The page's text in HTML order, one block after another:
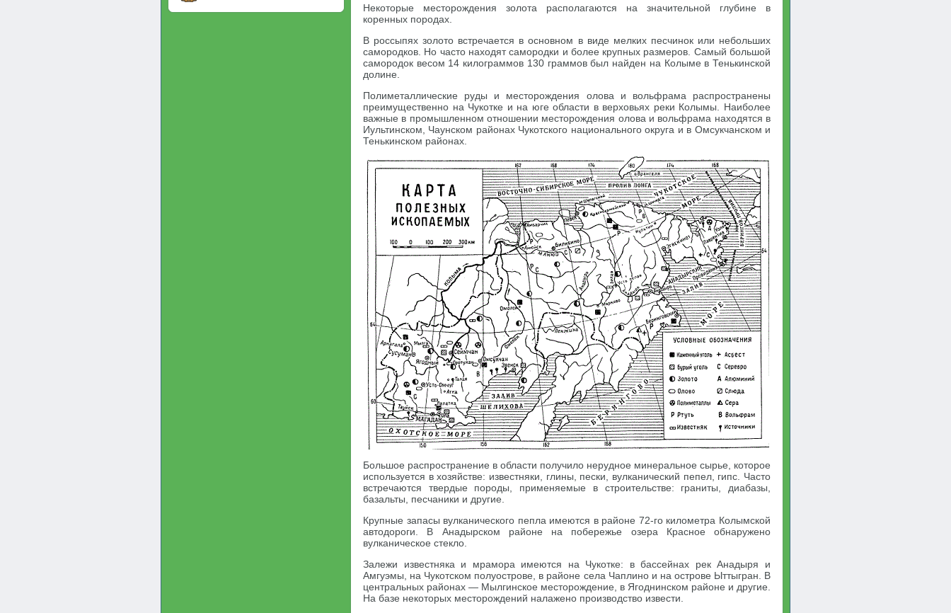
Некоторые месторождения золота располагаются на значительной глубине в
коренных породах.
В россыпях золото встречается в основном в виде мелких песчинок или небольших
самородков. Но часто находят самородки и более крупных размеров. Самый большой
самородок весом 14 килограммов 130 граммов был найден на Колыме в Тенькинской
долине.
Полиметаллические руды и месторождения олова и вольфрама распространены
преимущественно на Чукотке и на юге области в верховьях реки Колымы. Наиболее
важные в промышленном отношении месторождения олова и вольфрама находятся в
Иультинском, Чаунском районах Чукотского национального округа и в Омсукчанском и
Тенькинском районах.
Большое распространение в области получило нерудное минеральное сырье, которое
используется в хозяйстве: известняки, глины, пески, вулканический пепел, гипс. Часто
встречаются твердые породы, применяемые в строительстве: граниты, диабазы,
базальты, песчаники и другие.
Крупные запасы вулканического пепла имеются в районе 72-го километра Колымской
автодороги. В Анадырском районе на побережье озера Красное обнаружено
вулканическое стекло.
Залежи известняка и мрамора имеются на Чукотке: в бассейнах рек Анадыря и
Амгуэмы, на Чукотском полуострове, в районе села Чаплино и на острове Ыттыгран. В
центральных районах — Мылгинское месторождение, в Ягоднинском районе и другие.
На базе некоторых месторождений налажено производство извести.